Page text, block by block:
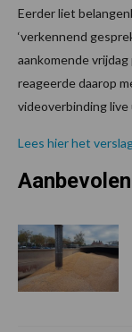
Eerder liet
‘verkennend
aankomende vrijdag
reageerde daarop
videoverbinding
Lees hier het